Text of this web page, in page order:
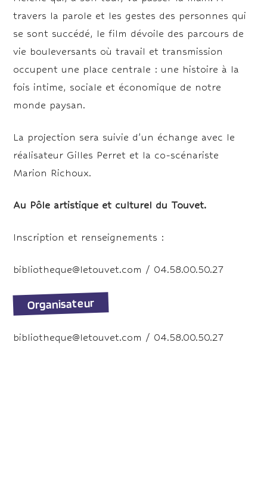
travers la parole et les gestes des personnes qui
se sont succédé, le film dévoile des parcours de
vie bouleversants où travail et transmission
occupent une place centrale : une histoire à la
fois intime, sociale et économique de notre
monde paysan.
La projection sera suivie d’un échange avec le
réalisateur Gilles Perret et la co-scénariste
Marion Richoux.
Au Pôle artistique et culturel du Touvet.
Inscription et renseignements :
bibliotheque@letouvet.com / 04.58.00.50.27
Organisateur
bibliotheque@letouvet.com / 04.58.00.50.27